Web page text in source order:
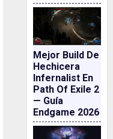
Mejor Build De
Hechicera
Infernalist En
Path Of Exile 2
— Guía
Endgame 2026